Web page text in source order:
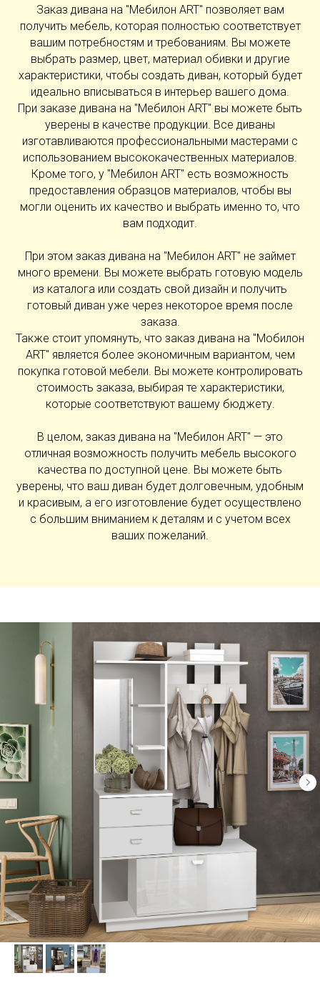
Заказ дивана на "Мебилон ART" позволяет вам
получить мебель, которая полностью соответствует
вашим потребностям и требованиям. Вы можете
выбрать размер, цвет, материал обивки и другие
характеристики, чтобы создать диван, который будет
идеально вписываться в интерьер вашего дома.
При заказе дивана на "Мебилон ART" вы можете быть
уверены в качестве продукции. Все диваны
изготавливаются профессиональными мастерами с
использованием высококачественных материалов.
Кроме того, у "Мебилон ART" есть возможность
предоставления образцов материалов, чтобы вы
могли оценить их качество и выбрать именно то, что
вам подходит.
При этом заказ дивана на "Мебилон ART" не займет
много времени. Вы можете выбрать готовую модель
из каталога или создать свой дизайн и получить
готовый диван уже через некоторое время после
заказа.
Также стоит упомянуть, что заказ дивана на "Мобилон
ART" является более экономичным вариантом, чем
покупка готовой мебели. Вы можете контролировать
стоимость заказа, выбирая те характеристики,
которые соответствуют вашему бюджету.
В целом, заказ дивана на "Мебилон ART" — это
отличная возможность получить мебель высокого
качества по доступной цене. Вы можете быть
уверены, что ваш диван будет долговечным, удобным
и красивым, а его изготовление будет осуществлено
с большим вниманием к деталям и с учетом всех
ваших пожеланий.